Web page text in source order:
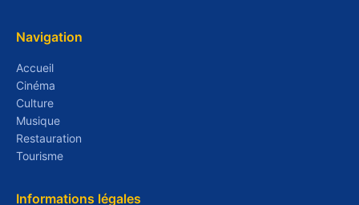
Navigation
Accueil
Cinéma
Culture
Musique
Restauration
Tourisme
Informations légales